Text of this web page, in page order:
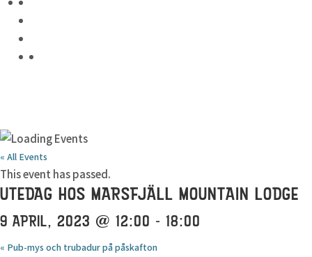
« All Events
This event has passed.
UTEDAG HOS MARSFJÄLL MOUNTAIN LODGE
9 APRIL, 2023 @ 12:00 - 18:00
« Pub-mys och trubadur på påskafton